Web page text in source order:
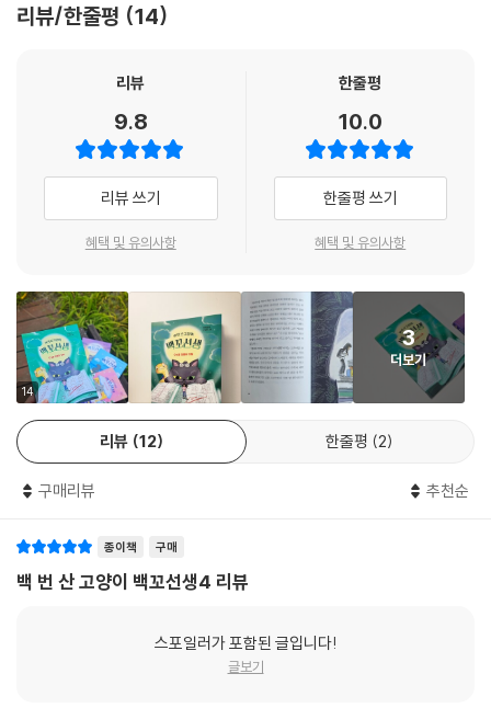
민을 해결해 달라고 찾아온 의뢰인이 소원을 말하면 필요한 물품이 무엇일
지 ‘느낌’이 온다. 이번에는 ‘쭈루룩푸루룩 설사 가루’와 ‘똥끙똥끙 변비 가
루’ 앗, 그리고 인간 세상에서 수입해 들여온 연어 맛 야옹 스낵도 두 봉지
샀다.
한편 어떤 고민이든 해결해 주는 백꼬선생의 그림책방에는 재미있는 그림
책들이 진열되어 있다. 진열된 그림책 중 한 권을 골라 표지 주인공의 눈을
뢰인의 고민을 해결해 준다는데, 『호박 수영장』, 『장수탕 나무꾼』, 『슈퍼마
켓 거북』, 『백 번 산 고양이』, 『누가 내 신발에 똥 쌌어?』…… 등 어디선가
본 듯 낯익지만, 색다른 그림책 가운데서 예나는 『슈퍼마켓 거북』의 꼬북
영감을 고른다.
한때는 마법 교재에 실릴 만큼의 실력자,
백꼬선생을 휘어잡는 새로운 마법 고수의 등장!
나도 모자라 꼬북영감까지. 백꼬선생은 앞으로 일어날 귀찮은 일이 불 보
게 해달라는 위험하고 무리 무리한 예나의 고민을 해결하기 위해 필요한
런데 꼬북영감이 이 마법으로 마법 교재에 실렸다니, 백꼬선생은 갑자기
꼬북영감과의 동행이 행운이라고 느껴진다. 그러나 꼬북영감에게 은퇴 기
일단 책을 펼쳐 읽으면 끝까지 달릴 수밖에 없는 재미가 가득하다. 그림 책
보다 잘하는 것, 좋아하는 것을 떠올리게 하는 깊이도 있다. 그림책을 안다
- 최고봉 (인제남초 교사)
리뷰/한줄평 14
리뷰
9.8
리뷰 쓰기
혜택 및 유의사항
한줄평
10.0
한줄평 쓰기
혜택 및 유의사항
14
3
더보기
리뷰 12 한줄평 2
구매리뷰 추천순
종이책 구매
백 번 산 고양이 백꼬선생4 리뷰
스포일러가 포함된 글입니다!
글보기